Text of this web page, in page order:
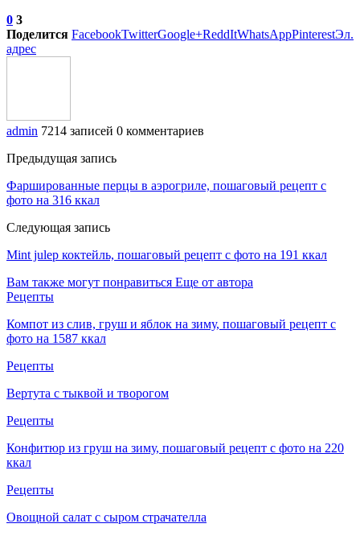
0 3
Поделится FacebookTwitterGoogle+ReddItWhatsAppPinterestЭл.
адрес
admin 7214 записей 0 комментариев
Предыдущая запись
Фаршированные перцы в аэрогриле, пошаговый рецепт с
фото на 316 ккал
Следующая запись
Mint julep коктейль, пошаговый рецепт с фото на 191 ккал
Вам также могут понравиться Еще от автора
Рецепты
Компот из слив, груш и яблок на зиму, пошаговый рецепт с
фото на 1587 ккал
Рецепты
Вертута с тыквой и творогом
Рецепты
Конфитюр из груш на зиму, пошаговый рецепт с фото на 220
ккал
Рецепты
Овощной салат с сыром страчателла